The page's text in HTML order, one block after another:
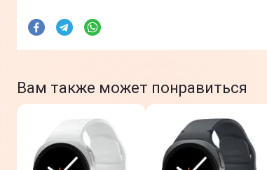
Вам также может понравиться